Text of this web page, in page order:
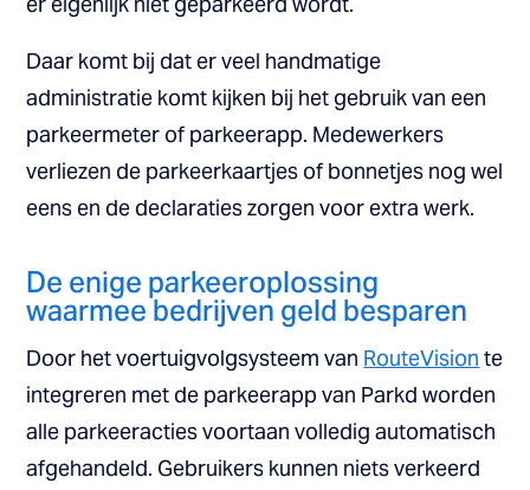
Daar komt bij dat er veel handmatige
administratie komt kijken bij het gebruik van een
parkeermeter of parkeerapp. Medewerkers
verliezen de parkeerkaartjes of bonnetjes nog wel
eens en de declaraties zorgen voor extra werk.
De enige parkeeroplossing
waarmee bedrijven geld besparen
Door het voertuigvolgsysteem van RouteVision te
integreren met de parkeerapp van Parkd worden
alle parkeeracties voortaan volledig automatisch
afgehandeld. Gebruikers kunnen niets verkeerd